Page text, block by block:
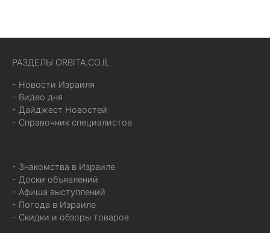
РАЗДЕЛЫ ORBITA.CO.IL
- Новости Израиля
- Видео дня
- Дайджест Новостей
- Справочник специалистов
- Знакомства в Израиле
- Доски объявлений
- Афиша выступлений
- Погода в Израиле
- Скидки и обзоры товаров